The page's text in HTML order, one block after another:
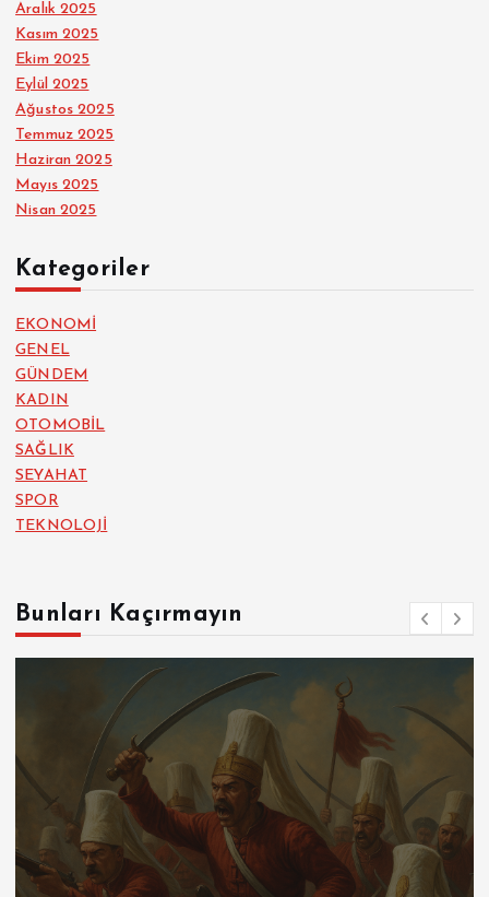
Aralık 2025
Kasım 2025
Ekim 2025
Eylül 2025
Ağustos 2025
Temmuz 2025
Haziran 2025
Mayıs 2025
Nisan 2025
Kategoriler
EKONOMİ
GENEL
GÜNDEM
KADIN
OTOMOBİL
SAĞLIK
SEYAHAT
SPOR
TEKNOLOJİ
Bunları Kaçırmayın